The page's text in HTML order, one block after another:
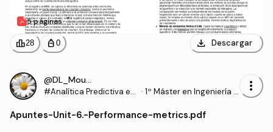
5 páginas
leaderboard28 personal_bag 0 download Descargar
@DL_Moura
#Analítica Predictiva en · 1º Máster en Ingeniería B
more_vert
Apuntes-Unit-6.-Performance-metrics.pdf